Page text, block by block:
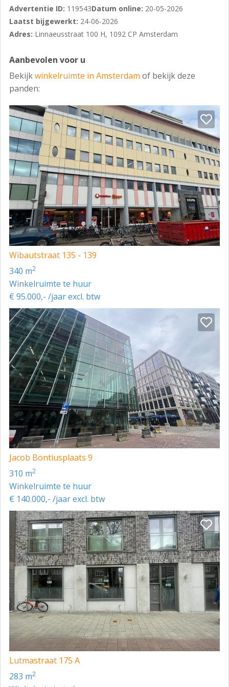
betekenen!
Advertentie ID: 119543Datum online: 20-05-2026
Laatst bijgewerkt: 24-06-2026
Adres: Linnaeusstraat 100 H, 1092 CP Amsterdam
Aanbevolen voor u
Bekijkwinkelruimte in Amsterdam of bekijk deze
panden:
Wibautstraat 135 - 139
340 m2
Winkelruimte te huur
€ 95.000,- /jaar excl. btw
Jacob Bontiusplaats 9
310 m2
Winkelruimte te huur
€ 140.000,- /jaar excl. btw
Lutmastraat 175 A
283 m2